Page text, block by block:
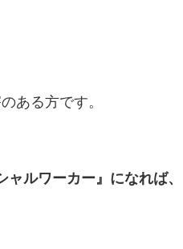
ある方です。
ャルワーカー』になれば、